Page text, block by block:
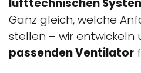
lufttechnischen
Ganz gleich, welche
stellen – wir
passenden Ventilator